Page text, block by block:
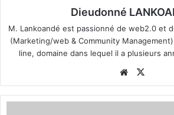
Dieudonné
M. Lankoandé est passionné de web2.0 et
(Marketing/web & Community
line, domaine dans lequel il a plusieurs
We
bsi
te